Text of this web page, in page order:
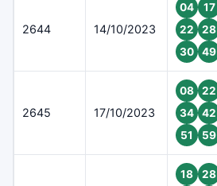
2644 14/10/2023
04
17
22
28
30
49
2645 17/10/2023
08
22
34
42
51
59
18
28